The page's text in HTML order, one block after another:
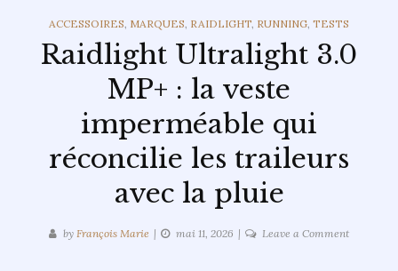
CATEGORIES
ACCESSOIRES MARQUES RAIDLIGHT RUNNING TESTS
Raidlight Ultralight 3.0
MP+ : la veste
imperméable qui
réconcilie les traileurs
avec la pluie
by François Marie mai 11, 2026 Leave a Commenton